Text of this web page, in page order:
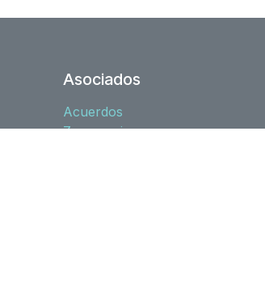
Asociados
Acuerdos
Zona socios